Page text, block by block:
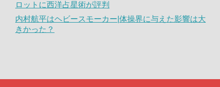
ロットに西洋占星術が評判
内村航平はヘビースモーカー|体操界に与えた影響は大
きかった？